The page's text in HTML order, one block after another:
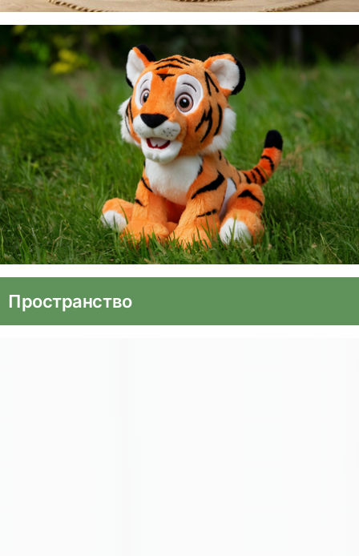
Пространство